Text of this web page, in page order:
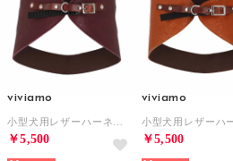
viviamo
￥5,500
viviamo
￥5,500